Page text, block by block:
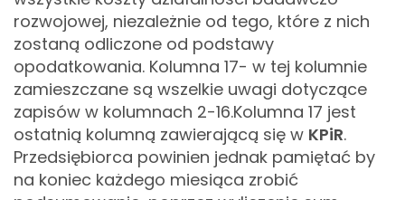
rozwojowej, niezależnie od tego, które z nich
zostaną odliczone od podstawy
opodatkowania. Kolumna 17- w tej kolumnie
zamieszczane są wszelkie uwagi dotyczące
zapisów w kolumnach 2-16.Kolumna 17 jest
ostatnią kolumną zawierającą się w KPiR.
Przedsiębiorca powinien jednak pamiętać by
na koniec każdego miesiąca zrobić